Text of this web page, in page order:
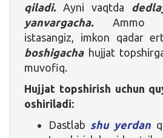
qiladi. Ayni vaqtda
yanvargacha. Ammo
istasangiz, imkon qadar
boshigacha hujjat
muvofiq.
Hujjat topshirish uchun
oshiriladi:
Dastlab shu yerdan